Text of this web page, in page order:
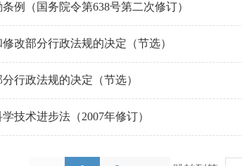
例（国务院令第638号第二次修订）
改部分行政法规的决定（节选）
行政法规的决定（节选）
技术进步法（2007年修订）